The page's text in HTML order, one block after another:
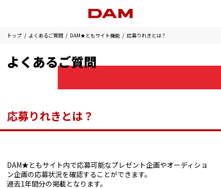
トップ よくあるご質問 DAM★ともサイト機能 応募りれきとは？
よくあるご質問
応募りれきとは？
DAM★ともサイト内で応募可能なプレゼント企画やオーディショ
ン企画の応募状況を確認することができます。
過去1年間分の掲載となります。